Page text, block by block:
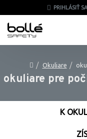
PRIHLÁSIŤ SA
Okuliare
okuliare pre
K